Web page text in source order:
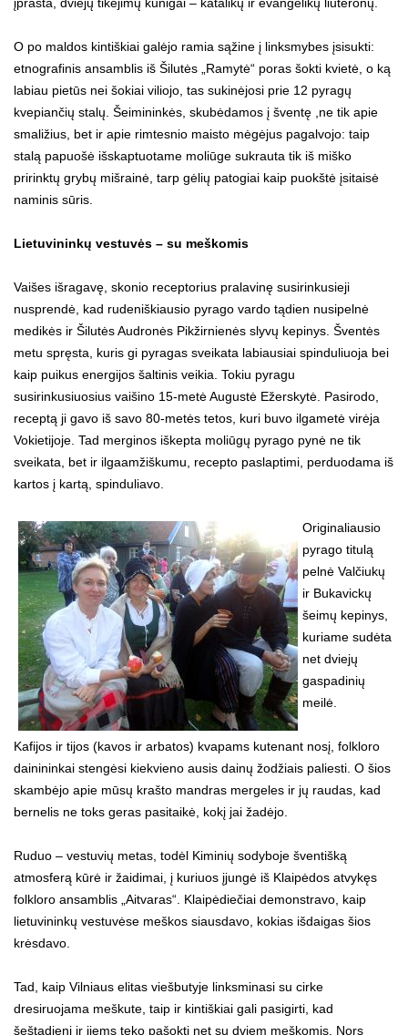
O po maldos kintiškiai galėjo ramia sąžine į linksmybes įsisukti:
etnografinis ansamblis iš Šilutės „Ramytė“ poras šokti kvietė, o ką
labiau pietūs nei šokiai viliojo, tas sukinėjosi prie 12 pyragų
kvepiančių stalų. Šeimininkės, skubėdamos į šventę ,ne tik apie
smaližius, bet ir apie rimtesnio maisto mėgėjus pagalvojo: taip
stalą papuošė išskaptuotame moliūge sukrauta tik iš miško
pririnktų grybų mišrainė, tarp gėlių patogiai kaip puokštė įsitaisė
naminis sūris.
Lietuvininkų vestuvės – su meškomis
Vaišes išragavę, skonio receptorius pralavinę susirinkusieji
nusprendė, kad rudeniškiausio pyrago vardo tądien nusipelnė
medikės ir Šilutės Audronės Pikžirnienės slyvų kepinys. Šventės
metu spręsta, kuris gi pyragas sveikata labiausiai spinduliuoja bei
kaip puikus energijos šaltinis veikia. Tokiu pyragu
susirinkusiuosius vaišino 15-metė Augustė Ežerskytė. Pasirodo,
receptą ji gavo iš savo 80-metės tetos, kuri buvo ilgametė virėja
Vokietijoje. Tad merginos iškepta moliūgų pyrago pynė ne tik
sveikata, bet ir ilgaamžiškumu, recepto paslaptimi, perduodama iš
kartos į kartą, spinduliavo.
Originaliausio
pyrago titulą
pelnė Valčiukų
ir Bukavickų
šeimų kepinys,
kuriame sudėta
net dviejų
gaspadinių
meilė.
Kafijos ir tijos (kavos ir arbatos) kvapams kutenant nosį, folkloro
dainininkai stengėsi kiekvieno ausis dainų žodžiais paliesti. O šios
skambėjo apie mūsų krašto mandras mergeles ir jų raudas, kad
bernelis ne toks geras pasitaikė, kokį jai žadėjo.
Ruduo – vestuvių metas, todėl Kiminių sodyboje šventišką
atmosferą kūrė ir žaidimai, į kuriuos įjungė iš Klaipėdos atvykęs
folkloro ansamblis „Aitvaras“. Klaipėdiečiai demonstravo, kaip
lietuvininkų vestuvėse meškos siausdavo, kokias išdaigas šios
krėsdavo.
Tad, kaip Vilniaus elitas viešbutyje linksminasi su cirke
dresiruojama meškute, taip ir kintiškiai gali pasigirti, kad
šeštadienį ir jiems teko pašokti net su dviem meškomis. Nors